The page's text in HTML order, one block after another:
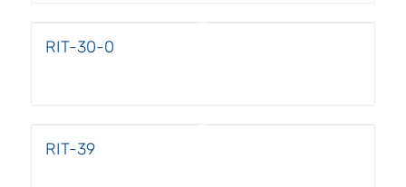
RIT-30-0
RIT-39